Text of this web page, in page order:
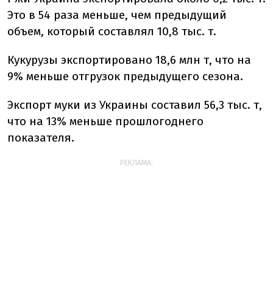
Это в 54 раза меньше, чем предыдущий
объем, который составлял 10,8 тыс. т.
Кукурузы экспортировано 18,6 млн т, что на
9% меньше отгрузок предыдущего сезона.
Экспорт муки из Украины составил 56,3 тыс. т,
что на 13% меньше прошлогоднего
показателя.
РЕКЛАМА: